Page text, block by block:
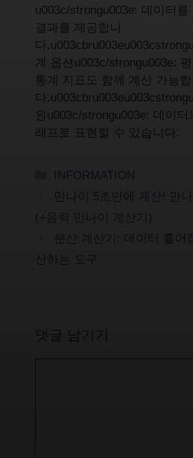
u003c/strongu003e: 데이터를
결과를 제공합니
다
계 옵션u003c/strongu003e:
통계 지표도 함께 계산 가능합
다
원u003c/strongu003e: 데이
래프로 표현할 수 있습니다.
카
테
리
INFORMATION
만나이 5초만에 계산! 만
(+음력 만나이 계산기)
분산 계산기: 데이터 흩어
산하는 도구